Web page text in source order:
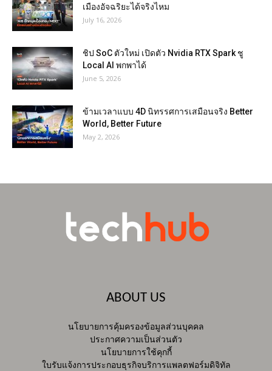
เมืองอัจฉริยะได้จริงไหม
July 16, 2026
ชิป SoC ตัวใหม่ เปิดตัว Nvidia RTX Spark ชู
Local AI พกพาได้
June 5, 2026
ข้ามเวลาแบบ 4D นิทรรศการเสมือนจริง Better
World, Better Future
May 2, 2026
ABOUT US
นโยบายการคุ้มครองข้อมูลส่วนบุคคล
ประกาศความเป็นส่วนตัว
นโยบายการใช้คุกกี้
ใบรับแจ้งการประกอบธุรกิจบริการแพลตฟอร์มดิจิทัล